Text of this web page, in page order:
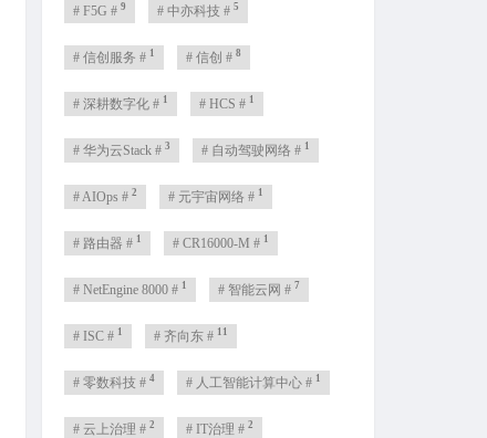
# F5G # 9 # 中亦科技 # 5
# 信创服务 # 1 # 信创 # 8
# 深耕数字化 # 1 # HCS # 1
# 华为云Stack # 3 # 自动驾驶网络 # 1
# AIOps # 2 # 元宇宙网络 # 1
# 路由器 # 1 # CR16000-M # 1
# NetEngine 8000 # 1 # 智能云网 # 7
# ISC # 1 # 齐向东 # 11
# 零数科技 # 4 # 人工智能计算中心 # 1
# 云上治理 # 2 # IT治理 # 2